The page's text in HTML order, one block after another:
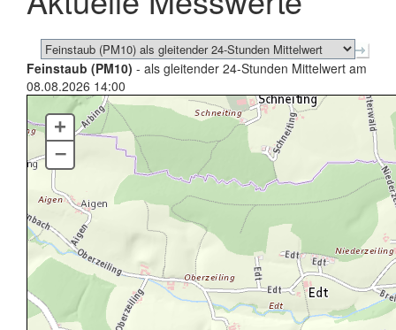
Feinstaub (PM10) - als gleitender 24-Stunden Mittelwert am
08.08.2026 14:00
+
–